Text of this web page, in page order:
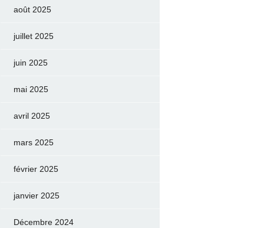
août 2025
juillet 2025
juin 2025
mai 2025
avril 2025
mars 2025
février 2025
janvier 2025
Décembre 2024